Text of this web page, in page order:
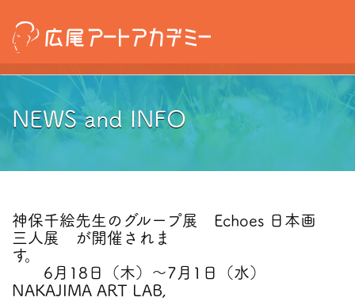
NEWS and INFO
神保千絵先生のグループ展 Echoes 日本画
三人展 が開催されま
す
6月18日（木）〜7月1日（水）
NAKAJIMA ART LAB,